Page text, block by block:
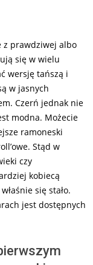
z prawdziwej albo
się w wielu
wersję tańszą i
w jasnych
Czerń jednak nie
modna. Możecie
ramoneski
Stąd w
czy
kobiecą
się stało.
jest dostępnych